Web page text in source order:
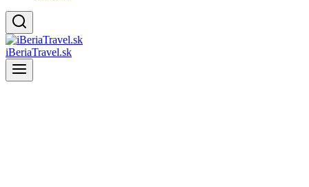
iBeriaTravel.sk